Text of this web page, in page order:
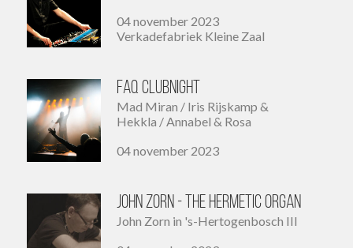
04 november 2023
Verkadefabriek Kleine Zaal
FAQ Clubnight
Mad Miran / Iris Rijskamp &
Hekkla / Annabel & Rosa
04 november 2023
John Zorn - The Hermetic Organ
John Zorn in 's-Hertogenbosch III